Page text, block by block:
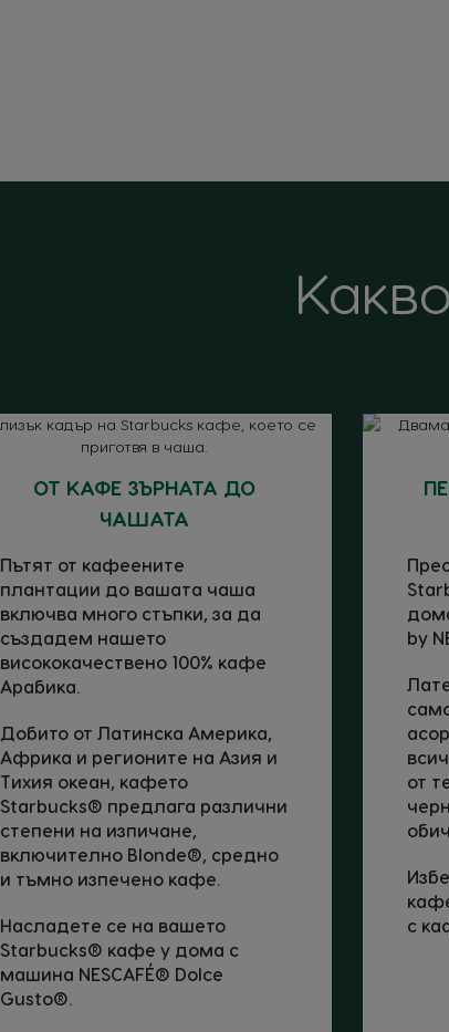
ОТ КАФЕ ЗЪРНАТА ДО
ЧАШАТА
Пътят от кафеените
плантации до вашата чаша
включва много стъпки, за да
създадем нашето
висококачествено 100% кафе
Арабика.
Добито от Латинска Америка,
Африка и регионите на Азия и
Тихия океан, кафето
Starbucks® предлага различни
степени на изпичане,
включително Blonde®, средно
и тъмно изпечено кафе.
Насладете се на вашето
Starbucks® кафе у дома с
машина NESCAFÉ® Dolce
Gusto®.
by
от
с